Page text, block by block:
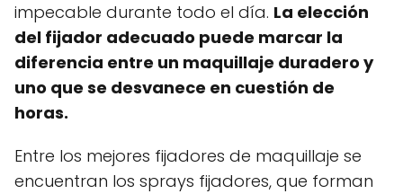
impecable durante todo el día. La elección
del fijador adecuado puede marcar la
diferencia entre un maquillaje duradero y
uno que se desvanece en cuestión de
horas.
Entre los mejores fijadores de maquillaje se
encuentran los sprays fijadores, que forman